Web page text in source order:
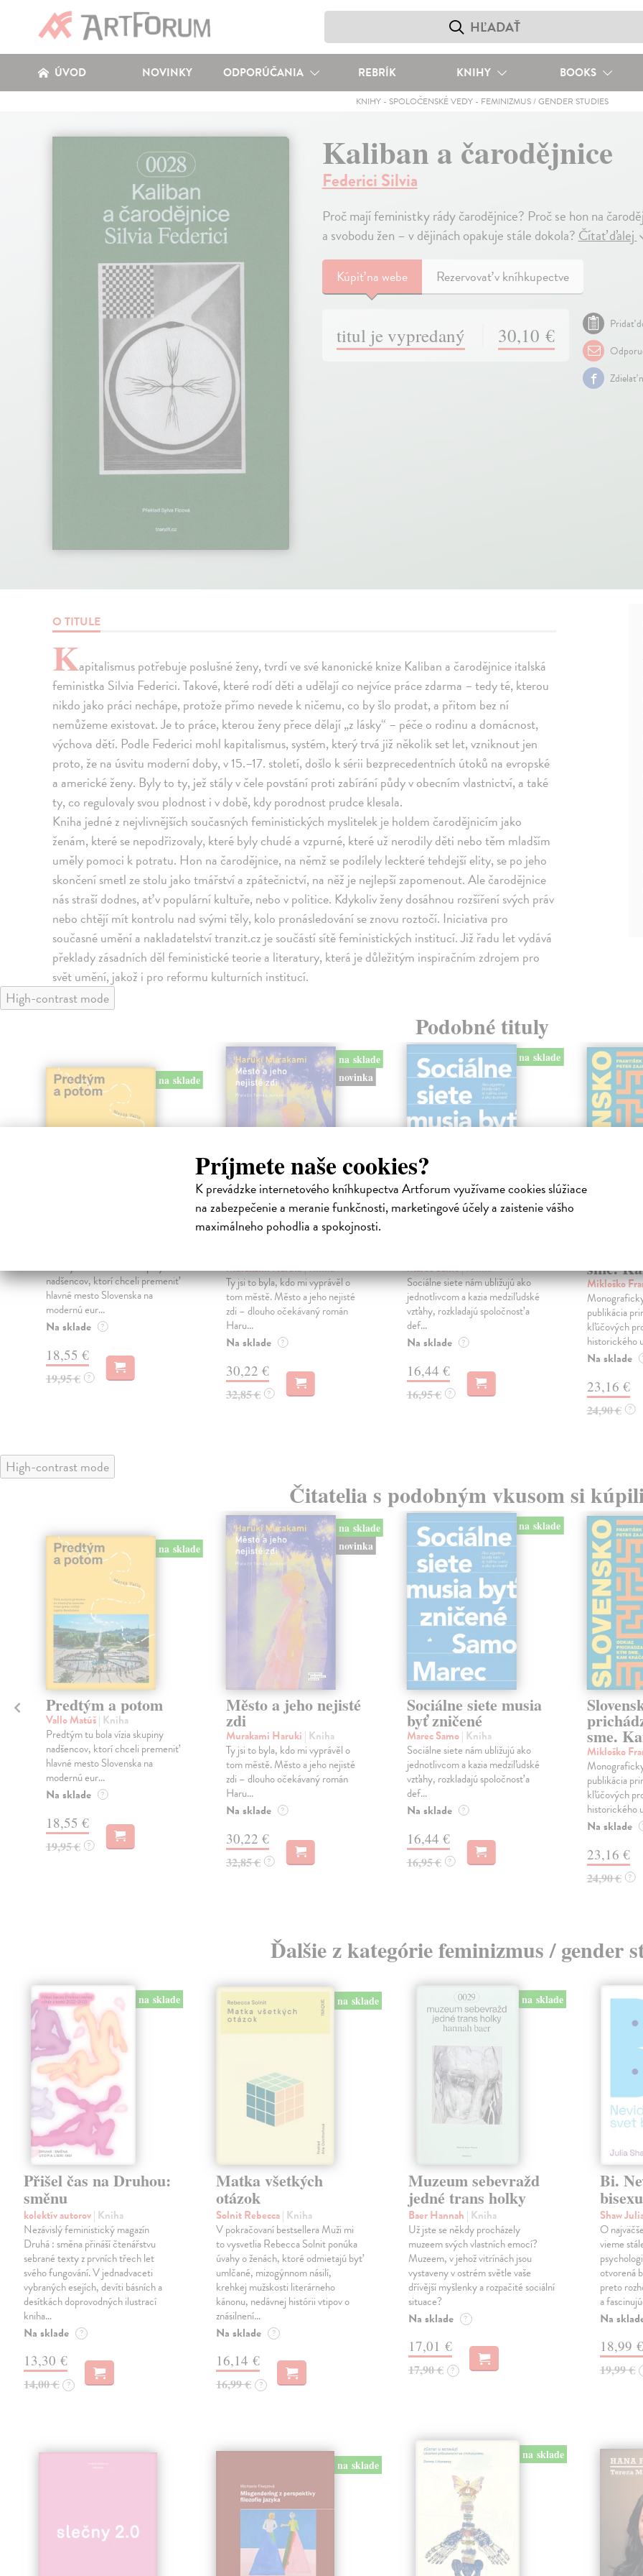
Príjmete naše cookies?
K prevádzke internetového kníhkupectva Artforum využívame cookies slúžiace
na zabezpečenie a meranie funkčnosti, marketingové účely a zaistenie vášho
maximálneho pohodlia a spokojnosti.
ÚVOD NOVINKY ODPORÚČANIA REBRÍK KNIHY BOOKS
KNIHY- SPOLOČENSKÉ VEDY- FEMINIZMUS / GENDER STUDIES
Kaliban a čarodějnice
Federici Silvia
Proč mají feministky rády čarodějnice? Proč se hon na
a svobodu žen – v dějinách opakuje stále dokola?Čítať ďalej
Kúpiťna webe Rezervovať v kníhkupectve
titul je vypredaný 30,10 €
Pridať
Zdielať
O TITULE
Kapitalismus potřebuje poslušné ženy, tvrdí ve své kanonické knize Kaliban a čarodějnice italská
feministka Silvia Federici. Takové, které rodí děti a udělají co nejvíce práce zdarma – tedy té, kterou
nikdo jako práci nechápe, protože přímo nevede k ničemu, co by šlo prodat, a přitom bez ní
nemůžeme existovat. Je to práce, kterou ženy přece dělají „z lásky“ – péče o rodinu a domácnost,
výchova dětí. Podle Federici mohl kapitalismus, systém, který trvá již několik set let, vzniknout jen
proto, že na úsvitu moderní doby, v 15.–17. století, došlo k sérii bezprecedentních útoků na evropské
a americké ženy. Byly to ty, jež stály v čele povstání proti zabírání půdy v obecním vlastnictví, a také
ty, co regulovaly svou plodnost i v době, kdy porodnost prudce klesala.
Kniha jedné z nejvlivnějších současných feministických myslitelek je holdem čarodějnicím jako
ženám, které se nepodřizovaly, které byly chudé a vzpurné, které už nerodily děti nebo těm mladším
uměly pomoci k potratu. Hon na čarodějnice, na němž se podílely leckteré tehdejší elity, se po jeho
skončení smetl ze stolu jako tmářství a zpátečnictví, na něž je nejlepší zapomenout. Ale čarodějnice
nás straší dodnes, ať v populární kultuře, nebo v politice. Kdykoliv ženy dosáhnou rozšíření svých práv
nebo chtějí mít kontrolu nad svými těly, kolo pronásledování se znovu roztočí. Iniciativa pro
současné umění a nakladatelství tranzit.cz je součástí sítě feministických institucí. Již řadu let vydává
překlady zásadních děl feministické teorie a literatury, která je důležitým inspiračním zdrojem pro
svět umění, jakož i pro reformu kulturních institucí.
High-contrast mode
Podobné tituly
na sklade
nadšencov, ktorí chceli premeniť
hlavné mesto Slovenska na
modernú eur...
Na sklade ?
18,55 €
19,95 € ?
na sklade
novinka
Město a jeho nejisté
Murakami Haruki| Kniha
Ty jsi to byla, kdo mi vyprávěl o
tom městě. Město a jeho nejisté
zdi – dlouho očekávaný román
Haru...
Na sklade ?
30,22 €
32,85 € ?
na sklade
Marec Samo| Kniha
Sociálne siete nám ubližujú ako
jednotlivcom a kazia medziľudské
vzťahy, rozkladajú spoločnosť a
def...
Na sklade ?
16,44 €
16,95 € ?
sme.
Mikloško
publikácia
kľúčových
historického
Na sklade
23,16 €
24,90 € ?
High-contrast mode
Čitatelia s podobným vkusom si
na sklade
Predtým a potom
Vallo Matúš| Kniha
Predtým tu bola vízia skupiny
nadšencov, ktorí chceli premeniť
hlavné mesto Slovenska na
modernú eur...
Na sklade ?
18,55 €
19,95 € ?
na sklade
novinka
Město a jeho nejisté
zdi
Murakami Haruki | Kniha
Ty jsi to byla, kdo mi vyprávěl o
tom městě. Město a jeho nejisté
zdi – dlouho očekávaný román
Haru...
Na sklade ?
30,22 €
32,85 € ?
na sklade
Sociálne siete musia
byť zničené
Marec Samo| Kniha
Sociálne siete nám ubližujú ako
jednotlivcom a kazia medziľudské
vzťahy, rozkladajú spoločnosť a
def...
Na sklade ?
16,44 €
16,95 € ?
sme.
Mikloško
publikácia
kľúčových
historického
Na sklade
23,16 €
24,90 € ?
Ďalšie z kategórie feminizmus / gender
na sklade
Přišel čas na Druhou:
směnu
kolektív autorov| Kniha
Nezávislý feministický magazín
Druhá : směna přináší čtenářstvu
sebrané texty z prvních třech let
svého fungování. V jednadvaceti
vybraných esejích, devíti básních a
desítkách doprovodných ilustrací
kniha…
Na sklade ?
13,30 €
14,00 € ?
na sklade
Matka všetkých
otázok
Solnit Rebecca| Kniha
V pokračovaní bestsellera Muži mi
to vysvetlia Rebecca Solnit ponúka
úvahy o ženách, ktoré odmietajú byť
umlčané, mizogýnnom násilí,
krehkej mužskosti literárneho
kánonu, nedávnej histórii vtipov o
znásilnení…
Na sklade ?
16,14 €
16,99 € ?
na sklade
Muzeum sebevražd
jedné trans holky
Baer Hannah | Kniha
Už jste se někdy procházely
muzeem svých vlastních emocí?
Muzeem, v jehož vitrínách jsou
vystaveny v ostrém světle vaše
dřívější myšlenky a rozpačité sociální
situace?
Na sklade ?
17,01 €
17,90 € ?
Bi.
Shaw
O
vieme
otvorená
preto
a
Na
18,99 €
19,99 €
na sklade
na sklade